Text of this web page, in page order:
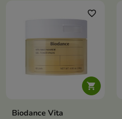
cholesterolem i lecytyną
wspiera barierę hydrolipidową

favorite_border
Biodance Vita